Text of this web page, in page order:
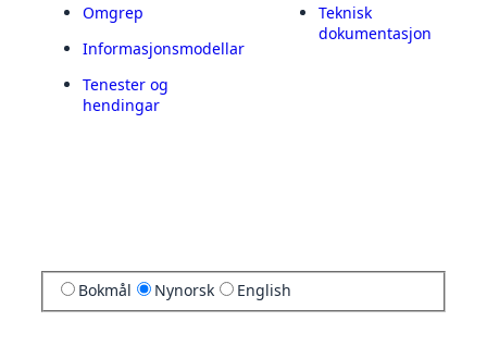
Omgrep
Informasjonsmodellar
Tenester og
hendingar
Teknisk
dokumentasjon
Bokmål Nynorsk English